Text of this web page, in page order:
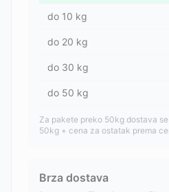
do 10 kg
do 20 kg
do 30 kg
do 50 kg
Za pakete preko 50kg dostava
50kg + cena za ostatak prema
Brza dostava